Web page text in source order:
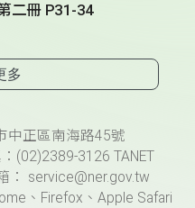
二冊 P31-34
多
中正區南海路45號
(02)2389-3126 TANET
： service@ner.gov.tw
、Firefox、Apple Safari